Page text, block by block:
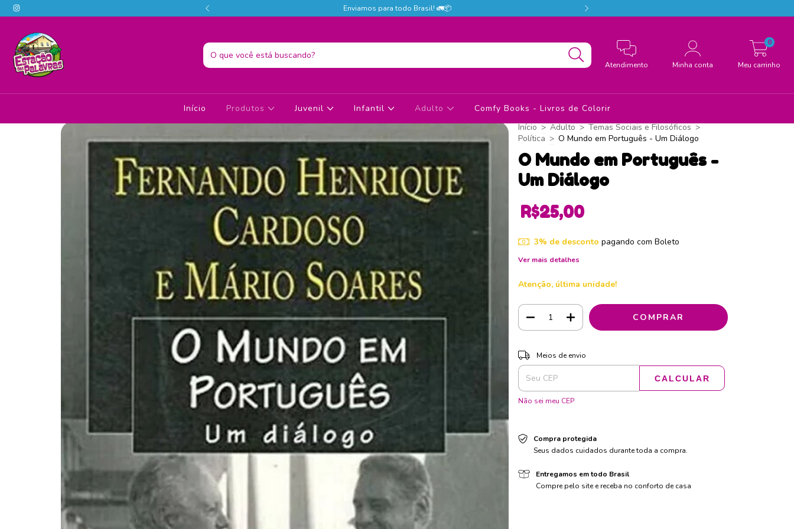
melhor da literatura em um só lugar! 📚📗 Enviamos para todo Brasil! 🚛📦
Atendimento Minha conta Meu carrinho
0
Início Produtos Juvenil Infantil Adulto
Comfy Books - Livros de Colorir
Início > Adulto > Temas Sociais e Filosóficos >
Política > O Mundo em Português - Um Diálogo
O Mundo em Português -
Um Diálogo
R$25,00
3% de desconto pagando com Boleto
Ver mais detalhes
Atenção, última unidade!
Entregas para o CEP:
Meios de envio
CALCULAR
Não sei meu CEP
Compra protegida
Seus dados cuidados durante toda a compra.
Entregamos em todo Brasil
Compre pelo site e receba no conforto de casa